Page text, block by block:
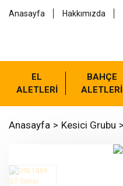
Anasayfa Hakkımızda
EL
ALETLERİ
BAHÇE
ALETLERİ
Anasayfa Kesici Grubu